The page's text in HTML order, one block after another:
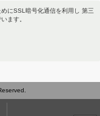
にSSL暗号化通信を利用し 第三
ます。